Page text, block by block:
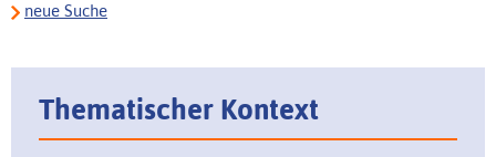
neue Suche
Thematischer Kontext